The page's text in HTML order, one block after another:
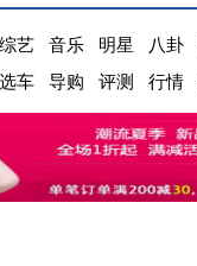
综艺 音乐 明星 八卦
选车 导购 评测 行情